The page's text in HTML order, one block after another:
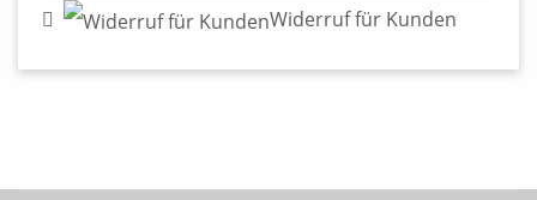
Widerruf für Kunden